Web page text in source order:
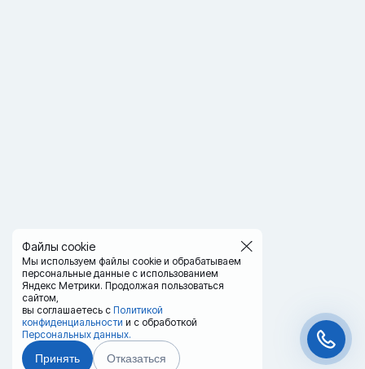
Файлы cookie
Мы используем файлы cookie и обрабатываем
персональные данные с использованием
Яндекс Метрики. Продолжая пользоваться
сайтом,
вы соглашаетесь с Политикой
конфиденциальности и с обработкой
Персональных данных.
Принять Отказаться